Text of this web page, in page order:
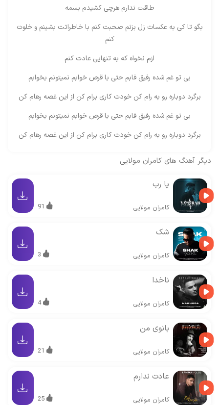
طاقت ندارم هرچی کشیدم بسمه
بگو تا کی به عکسات زل بزنم صحبت کنم با خاطراتت بشینم و خلوت
کنم
ازم نخواه که به تنهایی عادت کنم
بی تو غم شده رفیق فابم حتی با قرص خوابم نمیتونم بخوابم
برگرد دوباره رو به رام کن خودت کاری برام کن از این غصه رهام کن
بی تو غم شده رفیق فابم حتی با قرص خوابم نمیتونم بخوابم
برگرد دوباره رو به رام کن خودت کاری برام کن از این غصه رهام کن
دیگر آهنگ های کامران مولایی
یا رب
کامران مولایی 91
شک
کامران مولایی 3
ناخدا
کامران مولایی 4
بانوی من
کامران مولایی 21
عادت ندارم
کامران مولایی 25